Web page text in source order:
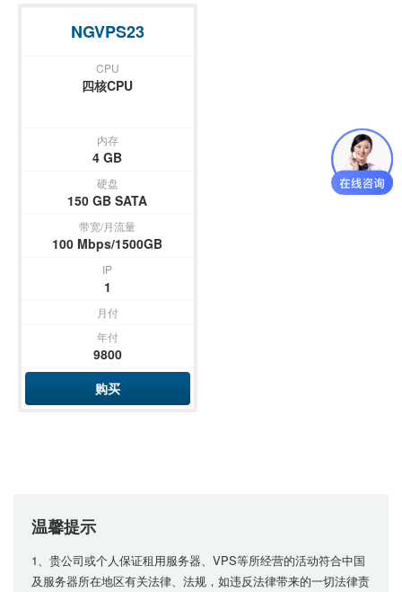
NGVPS23
CPU
四核CPU
内存
4 GB
硬盘
150 GB SATA
带宽/月流量
100 Mbps/1500GB
IP
1
月付
年付
9800
购买
温馨提示
1、贵公司或个人保证租用服务器、VPS等所经营的活动符合中国
及服务器所在地区有关法律、法规，如违反法律带来的一切法律责